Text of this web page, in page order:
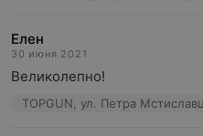
Елен
30 июня 2021
Великолепно!
TOPGUN, ул. Петра